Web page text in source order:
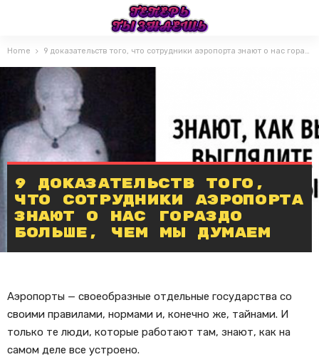
Home 9 доказательств того, что сотрудники аэропорта знают о нас гораздо больше, чем мы думаем
9 доказательств того,
что сотрудники аэропорта
знают о нас гораздо
больше, чем мы думаем
Аэропорты — своеобразные отдельные государства со
своими правилами, нормами и, конечно же, тайнами. И
только те люди, которые работают там, знают, как на
самом деле все устроено.